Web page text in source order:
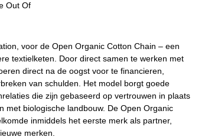
Out Of
voor de Open Organic Cotton Chain – een
textielketen. Door direct samen te werken met
direct na de oogst voor te financieren,
van schulden. Het model borgt goede
die zijn gebaseerd op vertrouwen in plaats
met biologische landbouw. De Open Organic
inmiddels het eerste merk als partner,
merken.